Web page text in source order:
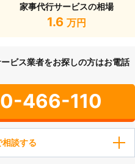
家事代行サービスの相場
1.6 万円
ビス業者をお探しの方はお電話
466-110
相談する